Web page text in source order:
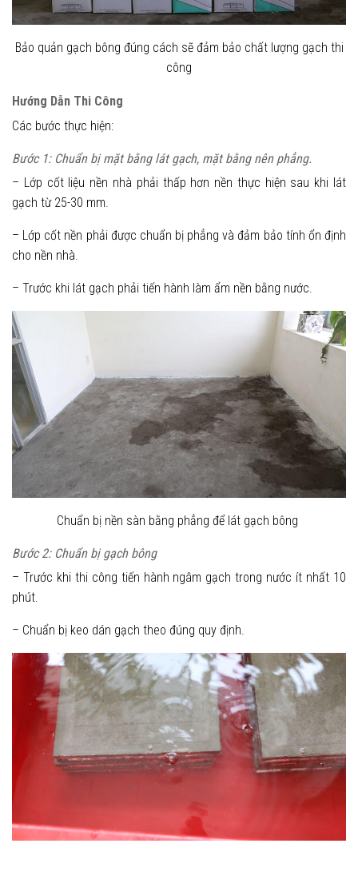
Bảo quản gạch bông đúng cách sẽ đảm bảo chất lượng gạch thi
công
Hướng Dẫn Thi Công
Các bước thực hiện:
Bước 1: Chuẩn bị mặt bằng lát gạch, mặt bằng nên phẳng.
– Lớp cốt liệu nền nhà phải thấp hơn nền thực hiện sau khi lát
gạch từ 25-30 mm.
– Lớp cốt nền phải được chuẩn bị phẳng và đảm bảo tính ổn định
cho nền nhà.
– Trước khi lát gạch phải tiến hành làm ẩm nền bằng nước.
Chuẩn bị nền sàn bằng phẳng để lát gạch bông
Bước 2: Chuẩn bị gạch bông
– Trước khi thi công tiến hành ngâm gạch trong nước ít nhất 10
phút.
– Chuẩn bị keo dán gạch theo đúng quy định.